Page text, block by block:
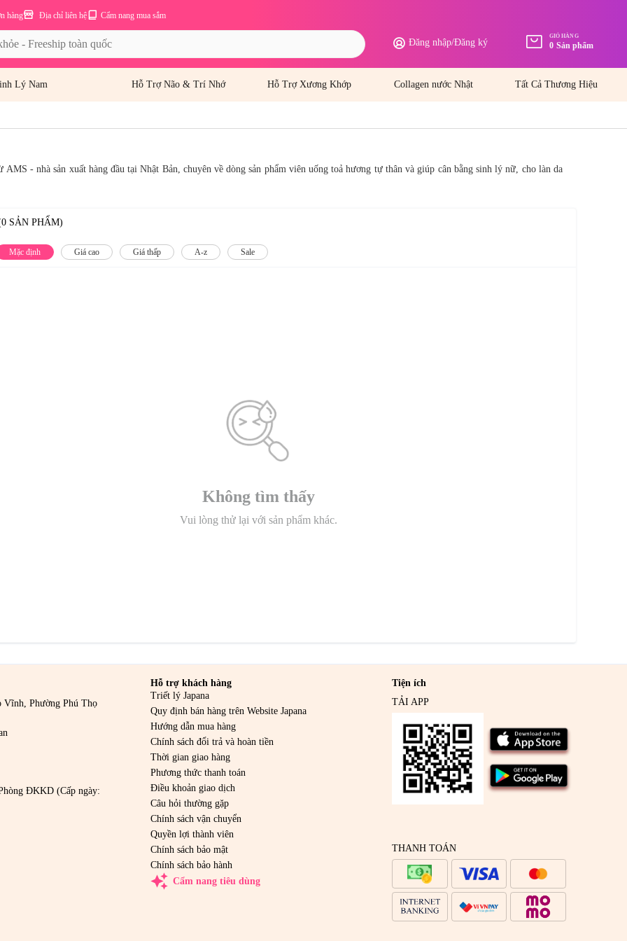
Cẩm nang mua sắm
Địa chỉ liên hệ
hàng
Đăng nhập/Đăng ký
GIỎ HÀNG
0 Sản phẩm
Lý Nam Hỗ Trợ Não & Trí Nhớ Hỗ Trợ Xương Khớp Collagen nước Nhật Tất Cả Thương Hiệu
- nhà sản xuất hàng đầu tại Nhật Bản, chuyên về dòng sản phẩm viên uống toả hương tự thân và giúp cân bằng sinh lý nữ, cho làn da
SẢN PHẨM)
Mặc định Giá cao Giá thấp A-z Sale
Không tìm thấy
Vui lòng thử lại với sản phẩm khác.
Vĩnh, Phường Phú Thọ
ĐKKD (Cấp ngày:
Hỗ trợ khách hàng
Triết lý Japana
Quy định bán hàng trên Website Japana
Hướng dẫn mua hàng
Chính sách đổi trả và hoàn tiền
Thời gian giao hàng
Phương thức thanh toán
Điều khoản giao dịch
Câu hỏi thường gặp
Chính sách vận chuyển
Quyền lợi thành viên
Chính sách bảo mật
Chính sách bảo hành
auto_awesome Cẩm nang tiêu dùng
Tiện ích
TẢI APP
THANH TOÁN